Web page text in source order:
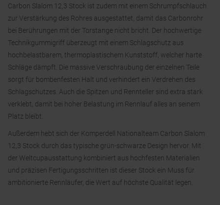
Carbon Slalom 12,3 Stock ist zudem mit einem Schrumpfschlauch
zur Verstärkung des Rohres ausgestattet, damit das Carbonrohr
bei Berührungen mit der Torstange nicht bricht. Der hochwertige
Technikgummigriff überzeugt mit einem Schlagschutz aus
hochbelastbarem, thermoplastischem Kunststoff, welcher harte
Schläge dämpft. Die massive Verschraubung der einzelnen Teile
sorgt für bombenfesten Halt und verhindert ein Verdrehen des
Schlagschutzes. Auch die Spitzen und Rennteller sind extra stark
verklebt, damit bei hoher Belastung im Rennlauf alles an seinem
Platz bleibt.
Außerdem hebt sich der Komperdell Nationalteam Carbon Slalom
12,3 Stock durch das typische grün-schwarze Design hervor. Mit
der Weltcupausstattung kombiniert aus hochfesten Materialien
und präzisen Fertigungsschritten ist dieser Stock ein Muss für
ambitionierte Rennläufer, die Wert auf höchste Qualität legen.